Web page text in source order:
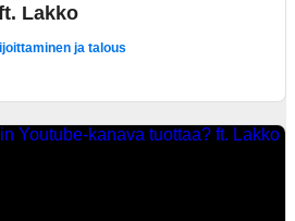
Lakko
ja talous